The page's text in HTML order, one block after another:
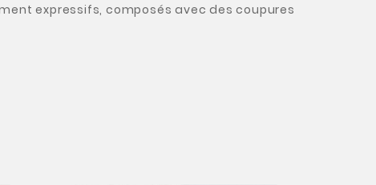
expressifs, composés avec des coupures